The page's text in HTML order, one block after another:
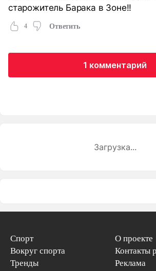
старожитель Барака в Зоне!!
4 Ответить
1 комментарий
Загрузка...
Спорт
Вокруг спорта
Тренды
О проекте
Контакты
Реклама